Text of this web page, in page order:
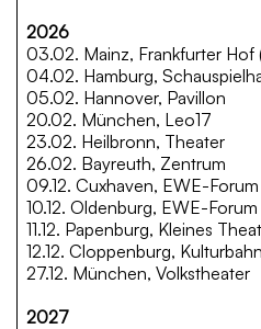
2026
03.02. Mainz, Frankfurter Hof
04.02. Hamburg,
05.02. Hannover, Pavillon
20.02. München, Leo17
23.02. Heilbronn, Theater
26.02. Bayreuth, Zentrum
09.12. Cuxhaven, EWE-Forum
10.12. Oldenburg, EWE-
11.12. Papenburg, Kleines
12.12. Cloppenburg,
27.12. München, Volkstheater
2027